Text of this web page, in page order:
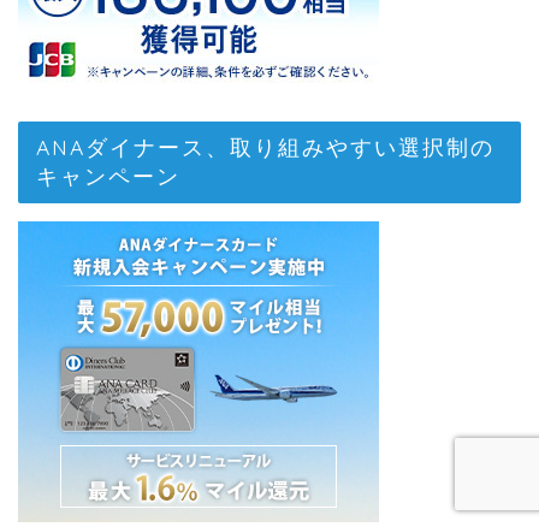
ANAダイナース、取り組みやすい選択制の
キャンペーン